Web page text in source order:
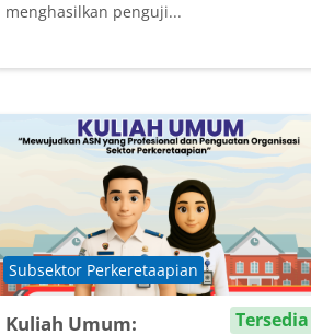
menghasilkan penguji...
Tersedia
Kuliah Umum:
Course category
Subsektor Perkeretaapian